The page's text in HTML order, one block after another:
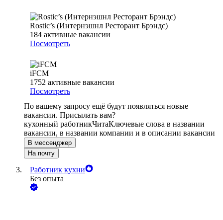
Rostic’s (Интернэшнл Ресторант Брэндс)
184 активные вакансии
Посмотреть
iFCM
1752 активные вакансии
Посмотреть
По вашему запросу ещё будут появляться новые
вакансии. Присылать вам?
кухонный работникЧитаКлючевые слова в названии
вакансии, в названии компании и в описании вакансии
В мессенджер
На почту
Работник кухни
Без опыта